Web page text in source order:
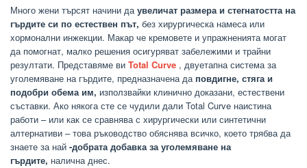
Много жени търсят начини даувеличат размера и стегнатостта на
гърдите си по естествен път, без хирургическа намеса или
хормонални инжекции. Макар че кремовете и упражненията могат
да помогнат, малко решения осигуряват забележими и трайни
резултати. Представяме ви Total Curve , двуетапна система за
уголемяване на гърдите, предназначена да повдигне, стяга и
подобри обема им, използвайки клинично доказани, естествени
съставки. Ако някога сте се чудили дали Total Curve наистина
работи – или как се сравнява с хирургически или синтетични
алтернативи – това ръководство обяснява всичко, което трябва да
знаете за най -добрата добавка за уголемяване на
гърдите, налична днес.